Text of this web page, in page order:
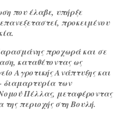
που έλαβε, υπήρξε
προκειμένου
προχωρά και σε
καταθέτοντας ως
Αγροτικής Ανάπτυξης και
διαμαρτυρία των
Πέλλας, μεταφέροντας
της περιοχής στη Βουλή.